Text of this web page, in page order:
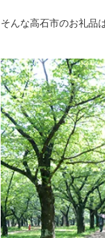
そんな高石市のお礼品